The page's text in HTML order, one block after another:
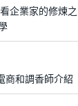
企業家的修煉之
商和調香師介紹